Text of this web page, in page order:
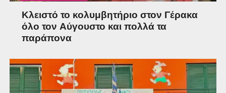
Κλειστό το κολυμβητήριο στον Γέρακα
όλο τον Αύγουστο και πολλά τα
παράπονα